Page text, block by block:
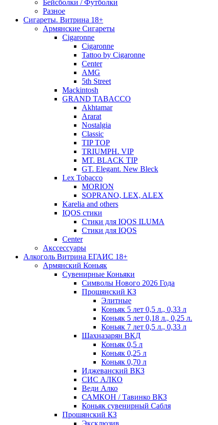
Бейсболки / Футболки
Разное
Сигареты. Витрина 18+
Армянские Сигареты
Cigaronne
Cigaronne
Tattoo by Cigaronne
Center
AMG
5th Street
Mackintosh
GRAND TABACCO
Akhtamar
Ararat
Nostalgia
Classic
TIP TOP
TRIUMPH. VIP
MT. BLACK TIP
GT. Elegant. New Bleck
Lex Tobacco
MORION
SOPRANO, LEX, ALEX
Karelia and others
IQOS стики
Стики для IQOS ILUMA
Стики для IQOS
Сenter
Акссессуары
Алкоголь Витрина ЕГАИС 18+
Армянский Коньяк
Сувенирные Коньяки
Символы Нового 2026 Года
Прошянский КЗ
Элитные
Коньяк 5 лет 0,5 л., 0,33 л
Коньяк 5 лет 0,18 л., 0,25 л.
Коньяк 7 лет 0,5 л., 0,33 л
Шахназарян ВКД
Коньяк 0,5 л
Коньяк 0,25 л
Коньяк 0,70 л
Иджеванский ВКЗ
СИС АЛКО
Веди Алко
САМКОН / Тавинко ВКЗ
Коньяк сувенирный Сабля
Прошянский КЗ
Эксклюзив